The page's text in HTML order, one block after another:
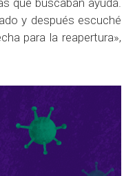
y después escuché
para la reapertura»,